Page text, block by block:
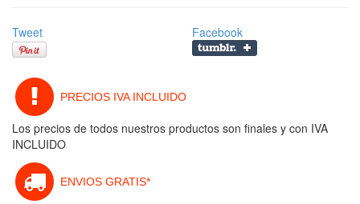
Tweet Facebook
PRECIOS IVA INCLUIDO
Los precios de todos nuestros productos son finales y con IVA
INCLUIDO
ENVIOS GRATIS*